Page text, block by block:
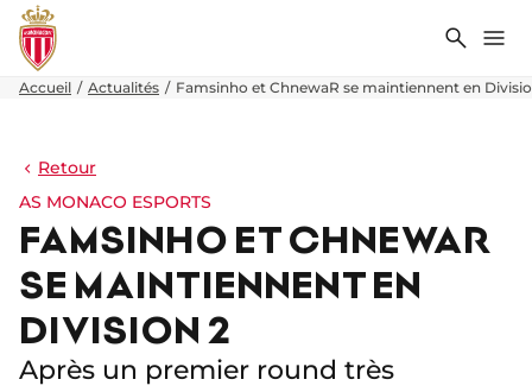
Accueil Actualités Famsinho et ChnewaR se maintiennent en
Retour
AS MONACO ESPORTS
FAMSINHO ET CHNEWAR
SE MAINTIENNENT EN
DIVISION 2
Après un premier round très